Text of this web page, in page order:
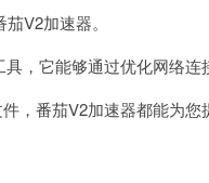
V2加速器。
它能够通过优化网络连
番茄V2加速器都能为您